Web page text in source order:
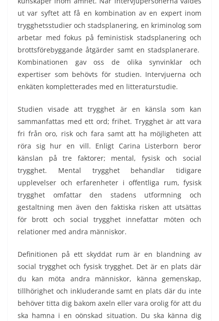
ut var syftet att få en kombination av en expert inom
trygghetsstudier och stadsplanering, en kriminolog som
arbetar med fokus på feministisk stadsplanering och
brottsförebyggande åtgärder samt en stadsplanerare.
Kombinationen gav oss de olika synvinklar och
expertiser som behövts för studien. Intervjuerna och
enkäten kompletterades med en litteraturstudie.
Studien visade att trygghet är en känsla som kan
sammanfattas med ett ord; frihet. Trygghet är att vara
fri från oro, risk och fara samt att ha möjligheten att
röra sig hur en vill. Enligt Carina Listerborn beror
känslan på tre faktorer; mental, fysisk och social
trygghet. Mental trygghet behandlar tidigare
upplevelser och erfarenheter i offentliga rum, fysisk
trygghet omfattar den stadens utformning och
gestaltning men även den faktiska risken att utsättas
för brott och social trygghet innefattar möten och
relationer med andra människor.
Definitionen på ett skyddat rum är en blandning av
social trygghet och fysisk trygghet. Det är en plats där
du kan möta andra människor, känna gemenskap,
tillhörighet och inkluderande samt en plats där du inte
behöver titta dig bakom axeln eller vara orolig för att du
ska hamna i en oönskad situation. Du ska känna dig